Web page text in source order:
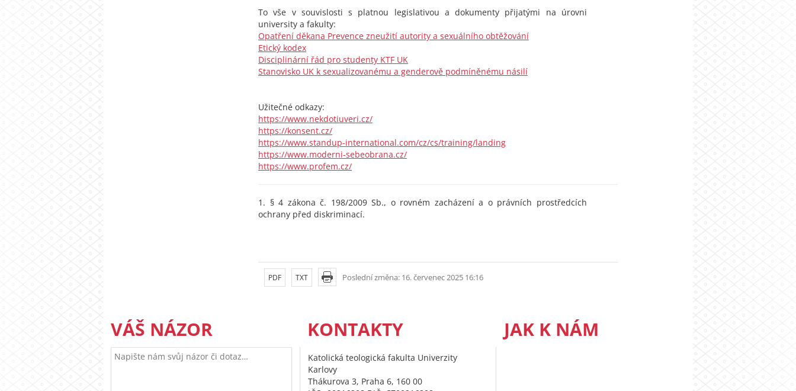
To vše v souvislosti s platnou legislativou a dokumenty přijatými na úrovni
university a fakulty:
Opatření děkana Prevence zneužití autority a sexuálního obtěžování
Etický kodex
Disciplinární řád pro studenty KTF UK
Stanovisko UK k sexualizovanému a genderově podmíněnému násilí
Užitečné odkazy:
https://www.nekdotiuveri.cz/
https://konsent.cz/
https://www.standup-international.com/cz/cs/training/landing
https://www.moderni-sebeobrana.cz/
https://www.profem.cz/
1. § 4 zákona č. 198/2009 Sb., o rovném zacházení a o právních prostředcích
ochrany před diskriminací.
Poslední změna: 16. červenec 2025 16:16
PDF TXT
VÁŠ NÁZOR KONTAKTY
Katolická teologická fakulta Univerzity
Karlovy
Thákurova 3, Praha 6, 160 00
JAK K NÁM